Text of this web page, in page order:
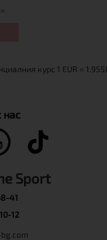
нас
Sport
41
12